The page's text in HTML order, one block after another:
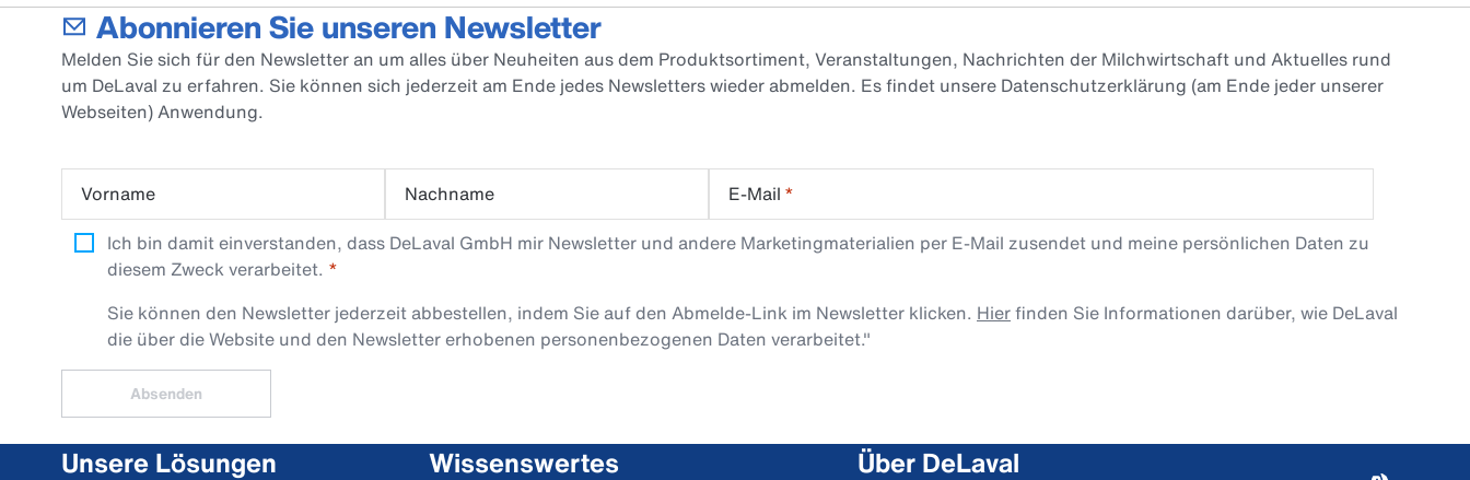
Abonnieren Sie unseren Newsletter
Melden Sie sich für den Newsletter an um alles über Neuheiten aus dem Produktsortiment, Veranstaltungen, Nachrichten der Milchwirtschaft und Aktuelles rund
um DeLaval zu erfahren. Sie können sich jederzeit am Ende jedes Newsletters wieder abmelden. Es findet unsere Datenschutzerklärung (am Ende jeder unserer
Webseiten) Anwendung.
Vorname Nachname E-Mail *
Ich bin damit einverstanden, dass DeLaval GmbH mir Newsletter und andere Marketingmaterialien per E-Mail zusendet und meine persönlichen Daten zu
diesem Zweck verarbeitet.
Sie können den Newsletter jederzeit abbestellen, indem Sie auf den Abmelde-Link im Newsletter klicken. Hierfinden Sie Informationen darüber, wie DeLaval
die über die Website und den Newsletter erhobenen personenbezogenen Daten verarbeitet."
Absenden
Unsere Lösungen Wissenswertes Über DeLaval